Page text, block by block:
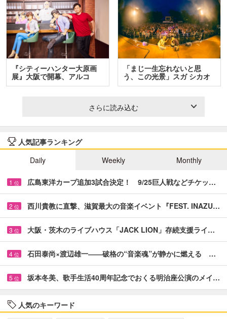
『シティーハンター大原画
展』大阪で開幕、アルコ
＆…
「まじ一生忘れないと思
う、この光景」スガ シカオ
と…
さらに読み込む
人気記事ランキング
Daily
Weekly Monthly
1 位 広島東洋カープ追加3試合決定！ 9/25巨人戦などチケッ…
2 位 西川貴教に直撃、滋賀最大の音楽イベント『FEST. INAZU…
3 位 大阪・茨木のライブハウス「JACK LION」存続支援ライ…
4 位 石田泰尚×渡辺雄一――破格の“音楽魂”が静かに燃える …
5 位 坂本冬美、歌手生活40周年記念でおくる明治座公演のメイ…
人気のキーワード